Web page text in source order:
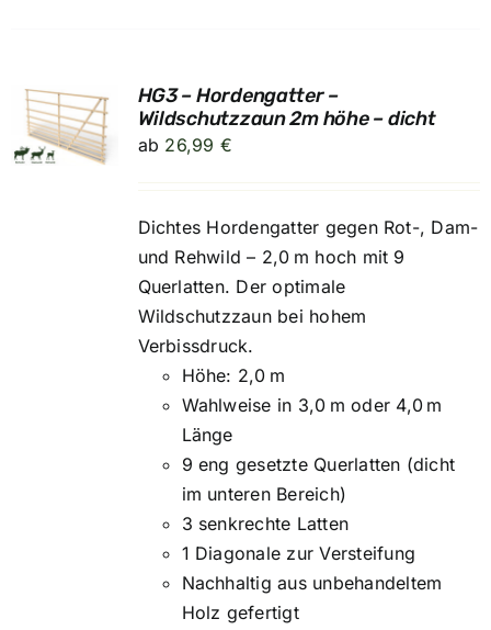
HG3 – Hordengatter –
Wildschutzzaun 2m höhe – dicht
ab 26,99 €
Dichtes Hordengatter gegen Rot-, Dam-
und Rehwild – 2,0 m hoch mit 9
Querlatten. Der optimale
Wildschutzzaun bei hohem
Verbissdruck.
Höhe: 2,0 m
Wahlweise in 3,0 m oder 4,0 m
Länge
9 eng gesetzte Querlatten (dicht
im unteren Bereich)
3 senkrechte Latten
1 Diagonale zur Versteifung
Nachhaltig aus unbehandeltem
Holz gefertigt